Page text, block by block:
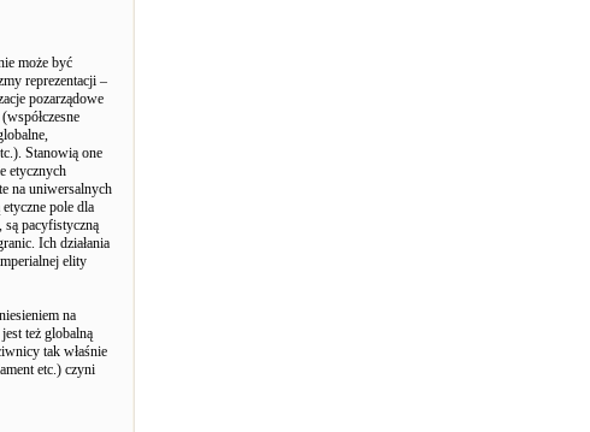
może być
reprezentacji –
pozarządowe
Stanowią o­ne
etycznych
na uniwersalnych
pole dla
pacyfistyczną
Ich działania
elity
na
też globalną
tak właśnie
etc.) czyni